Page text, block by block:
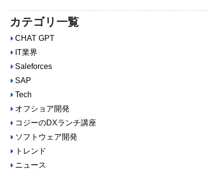
カテゴリ一覧
CHAT GPT
IT業界
Saleforces
SAP
Tech
オフショア開発
コジーのDXランチ講座
ソフトウェア開発
トレンド
ニュース